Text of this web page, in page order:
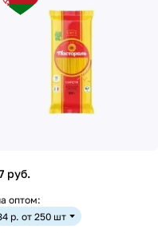
руб.
оптом:
р. от 250 шт